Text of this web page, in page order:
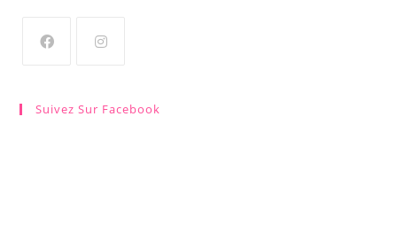
Suivez Sur Facebook